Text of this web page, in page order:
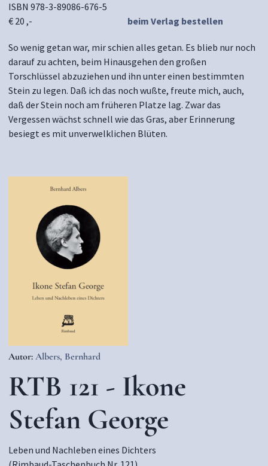
ISBN 978-3-89086-676-5
€ 20 ,-
beim Verlag bestellen
So wenig getan war, mir schien alles getan. Es blieb nur noch
darauf zu achten, beim Hinausgehen den großen
Torschlüssel abzuziehen und ihn unter einen bestimmten
Stein zu legen. Daß ich das noch wußte, freute mich, auch,
daß der Stein noch am früheren Platze lag. Zwar das
Vergessen wächst schnell wie das Gras, aber Erinnerung
besiegt es mit unverwelklichen Blüten.
Autor: Albers, Bernhard
RTB 121 - Ikone
Stefan George
Leben und Nachleben eines Dichters